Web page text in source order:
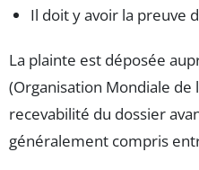
Il doit y avoir la preuve
La plainte est déposée
(Organisation Mondiale
recevabilité du dossier
généralement compris